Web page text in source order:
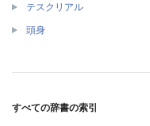
テスクリアル
頭身
すべての辞書の索引